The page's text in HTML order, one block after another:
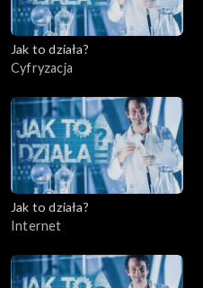
Jak to działa?
Cyfryzacja
Jak to działa?
Internet